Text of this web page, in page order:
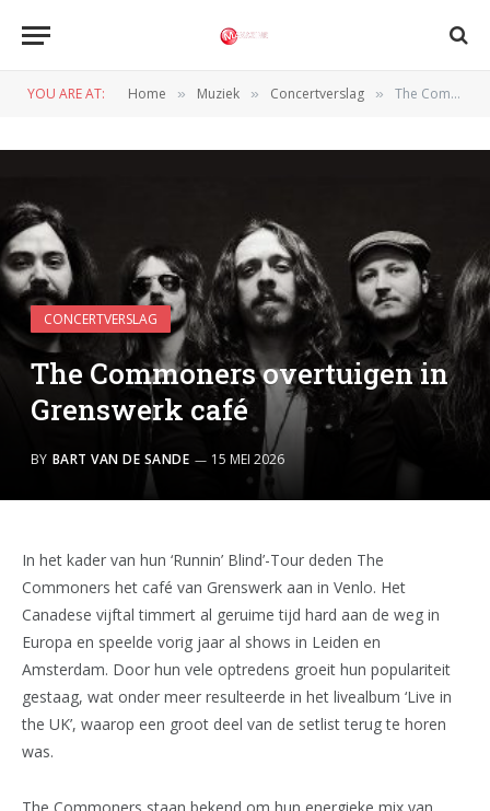
YOU ARE AT: Home » Muziek » Concertverslag » The Commoners overtuigen in Grenswerk café
CONCERTVERSLAG
The Commoners overtuigen in
Grenswerk café
BY BART VAN DE SANDE 15 MEI 2026
In het kader van hun ‘Runnin’ Blind’-Tour deden The
Commoners het café van Grenswerk aan in Venlo. Het
Canadese vijftal timmert al geruime tijd hard aan de weg in
Europa en speelde vorig jaar al shows in Leiden en
Amsterdam. Door hun vele optredens groeit hun populariteit
gestaag, wat onder meer resulteerde in het livealbum ‘Live in
the UK’, waarop een groot deel van de setlist terug te horen
was.